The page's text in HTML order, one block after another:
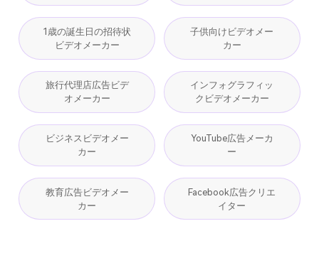
1歳の誕生日の招待状
ビデオメーカー
子供向けビデオメー
カー
旅行代理店広告ビデ
オメーカー
インフォグラフィッ
クビデオメーカー
ビジネスビデオメー
カー
YouTube広告メーカ
ー
教育広告ビデオメー
カー
Facebook広告クリエ
イター